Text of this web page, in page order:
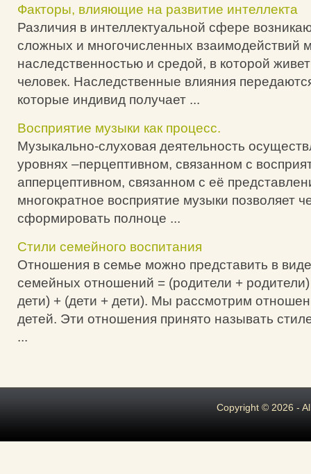
Факторы, влияющие на развитие интеллекта
Различия в интеллектуальной сфере
сложных и многочисленных взаимодействий
наследственностью и средой, в которой
человек. Наследственные влияния
которые индивид получает ...
Восприятие музыки как процесс.
Музыкально-слуховая деятельность
уровнях –перцептивном, связанном с
апперцептивном, связанном с её
многократное восприятие музыки позволяет
сформировать полноце ...
Стили семейного воспитания
Отношения в семье можно представить в
семейных отношений = (родители +
дети) + (дети + дети). Мы рассмотрим
детей. Эти отношения принято называть
...
Copyright © 2026 -